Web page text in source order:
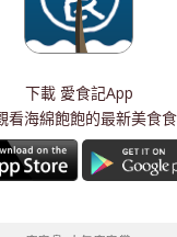
下載 愛食記App
看海綿飽飽的最新美食